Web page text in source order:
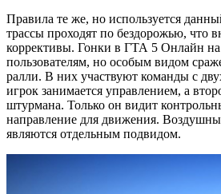
Правила те же, но используется
трассы проходят по бездорожью, что
коррективы. Гонки в ГТА 5 Онлайн
пользователям, но особым видом
ралли. В них участвуют команды с
игрок занимается управлением, а
штурмана. Только он видит
направление для движения.
являются отдельным подвидом.